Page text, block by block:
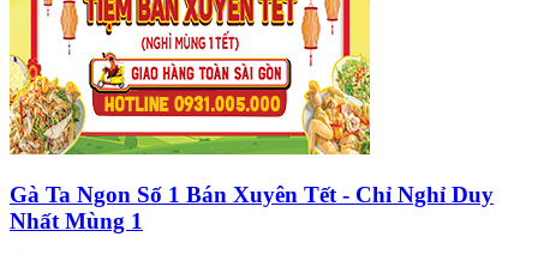
Gà Ta Ngon Số 1 Bán Xuyên Tết - Chỉ Nghỉ Duy
Nhất Mùng 1